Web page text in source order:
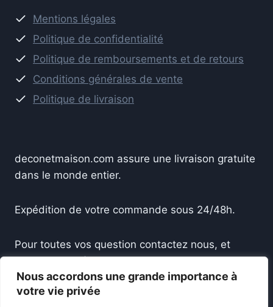
Nous accordons une grande importance à
votre vie privée
Mentions légales
Politique de confidentialité
Politique de remboursements et de retours
Conditions générales de vente
Politique de livraison
deconetmaison.com assure une livraison gratuite
dans le monde entier.
Expédition de votre commande sous 24/48h.
Pour toutes vos question contactez nous, et